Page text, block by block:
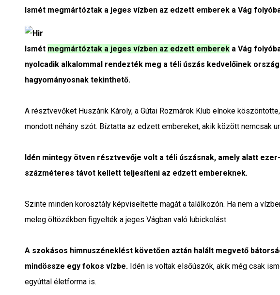
Interjú
Városunkról
Sport
Ismét megmártóztak a jeges vízben az edzett emberek a Vág
Ismét megmártóztak a jeges vízben az edzett emberek a Vág
nyolcadik alkalommal rendezték meg a téli úszás kedvelőinek
hagyományosnak tekinthető.
A résztvevőket Huszárik Károly, a Gútai Rozmárok Klub elnöke
mondott néhány szót. Bíztatta az edzett embereket, akik között nemcsak
Idén mintegy ötven résztvevője volt a téli úszásnak, amely alatt
százméteres távot kellett teljesíteni az edzett embereknek.
Szinte minden korosztály képviseltette magát a találkozón. Ha nem a
meleg öltözékben figyelték a jeges Vágban való lubickolást.
A szokásos himnuszéneklést követően aztán halált megvető
mindössze egy fokos vízbe. Idén is voltak elsőúszók, akik még csak
egyúttal életforma is.